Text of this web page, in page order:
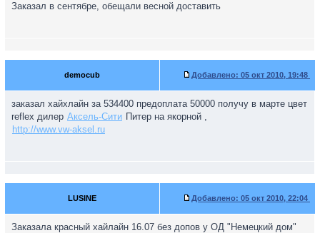
Заказал в сентябре, обещали весной доставить
democub Добавлено: 05 окт 2010, 19:48
заказал хайхлайн за 534400 предоплата 50000 получу в марте цвет
reflex дилер Аксель-Сити Питер на якорной ,
http://www.vw-aksel.ru
LUSINE Добавлено: 05 окт 2010, 22:04
Заказала красный хайлайн 16.07 без допов у ОД "Немецкий дом"